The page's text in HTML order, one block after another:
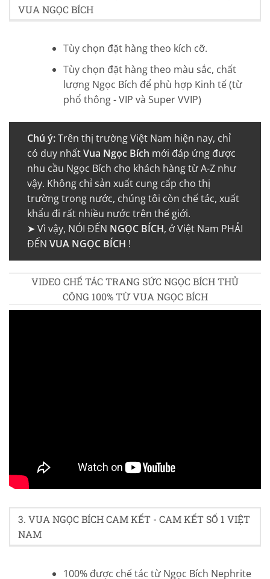
VUA NGỌC BÍCH
Tùy chọn đặt hàng theo kích cỡ.
Tùy chọn đặt hàng theo màu sắc, chất
lượng Ngọc Bích để phù hợp Kinh tế (từ
phổ thông - VIP và Super VVIP)
Chú ý:Trên thị trường Việt Nam hiện nay, chỉ
có duy nhấtVua Ngọc Bích mới đáp ứng được
nhu cầu Ngọc Bích cho khách hàng từ A-Z như
vậy. Không chỉ sản xuất cung cấp cho thị
trường trong nước, chúng tôi còn chế tác, xuất
khẩu đi rất nhiều nước trên thế giới.
➤ Vì vậy, NÓI ĐẾN NGỌC BÍCH, ở Việt Nam PHẢI
ĐẾN VUA NGỌC BÍCH !
VIDEO CHẾ TÁC TRANG SỨC NGỌC BÍCH THỦ
CÔNG 100% TỪ VUA NGỌC BÍCH
4.5/5 - (20 bình chọn)
3. VUA NGỌC BÍCH CAM KẾT - CAM KẾT SỐ 1 VIỆT
NAM
100% được chế tác từ Ngọc Bích Nephrite